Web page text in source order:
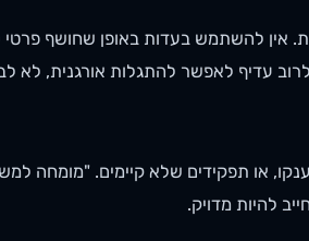
אין להשתמש בעדות באופן שחושף
עדיף לאפשר להתגלות אורגנית, לא
או תפקידים שלא קיימים.